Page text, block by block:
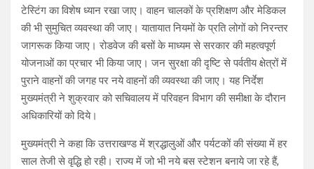
टेस्टिंग का विशेष ध्यान रखा जाए। वाहन चालकों के प्रशिक्षण और मेडिकल
की भी सुमुचित व्यवस्था की जाए। यातायात नियमों के प्रति लोगों को निरन्तर
जागरूक किया जाए। रोडवेज की बसों के माध्यम से सरकार की महत्वपूर्ण
योजनाओं का प्रचार भी किया जाए। जन सुरक्षा की दृष्टि से पर्वतीय क्षेत्रों में
पुराने वाहनों की जगह पर नये वाहनों की व्यवस्था की जाए। यह निर्देश
मुख्यमंत्री ने शुक्रवार को सचिवालय में परिवहन विभाग की समीक्षा के दौरान
अधिकारियों को दिये।
मुख्यमंत्री ने कहा कि उत्तराखण्ड में श्रद्धालुओं और पर्यटकों की संख्या में हर
साल तेजी से वृद्धि हो रही। राज्य में जो भी नये बस स्टेशन बनाये जा रहे हैं,